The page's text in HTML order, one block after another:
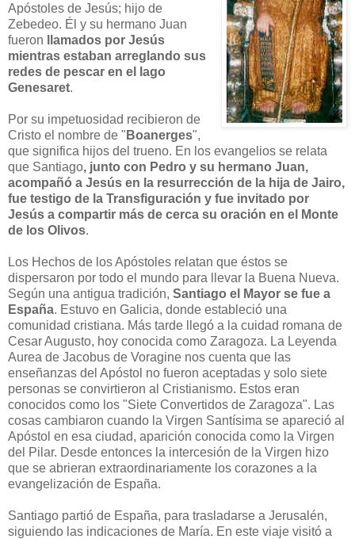
Apóstoles de Jesús; hijo de
Zebedeo. Él y su hermano Juan
fueron
llamados por Jesús
mientras estaban arreglando sus
redes de pescar en el lago
Genesaret.
Por su impetuosidad recibieron de
Cristo el nombre de " Boanerges",
que significa hijos del trueno. En los evangelios se relata
que Santiago, junto con Pedro y su hermano Juan,
acompañó a Jesús en la resurrección de la hija de Jairo,
fue testigo de la Transfiguración y fue invitado por
Jesús a compartir más de cerca su oración en el Monte
de los Olivos.
Los Hechos de los Apóstoles relatan que éstos se
dispersaron por todo el mundo para llevar la Buena Nueva.
Según una antigua tradición, Santiago el Mayor se fue a
España. Estuvo en Galicia, donde estableció una
comunidad cristiana. Más tarde llegó a la cuidad romana de
Cesar Augusto, hoy conocida como Zaragoza. La Leyenda
Aurea de Jacobus de Voragine nos cuenta que las
enseñanzas del Apóstol no fueron aceptadas y solo siete
personas se convirtieron al Cristianismo. Estos eran
conocidos como los "Siete Convertidos de Zaragoza". Las
cosas cambiaron cuando la Virgen Santísima se apareció al
Apóstol en esa ciudad, aparición conocida como la Virgen
del Pilar. Desde entonces la intercesión de la Virgen hizo
que se abrieran extraordinariamente los corazones a la
evangelización de España.
Santiago partió de España, para trasladarse a Jerusalén,
siguiendo las indicaciones de María. En este viaje visitó a